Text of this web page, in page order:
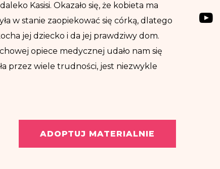
Kasisi. Okazało się, że kobieta ma
w stanie zaopiekować się córką, dlatego
jej dziecko i da jej prawdziwy dom.
opiece medycznej udało nam się
przez wiele trudności, jest niezwykle
ADOPTUJ MATERIALNIE